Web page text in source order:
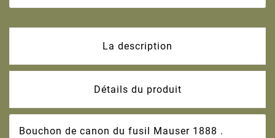
La description
Détails du produit
Bouchon de canon du fusil Mauser 1888 .